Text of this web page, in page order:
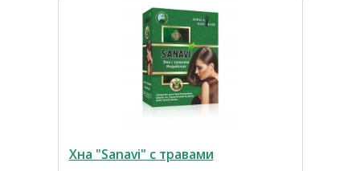
Хна "Sanavi" с травами